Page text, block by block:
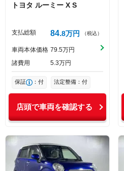
トヨタ ルーミー X S
支払総額 84 8万円 （税込）
車両本体価格 79 5万円
諸費用
5 3万円
保証 ：付 法定整備：付
店頭で車両を確認する